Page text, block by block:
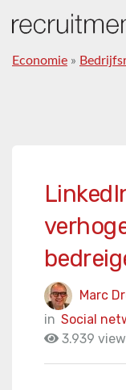
Economie »
Marc
in Social
3.939